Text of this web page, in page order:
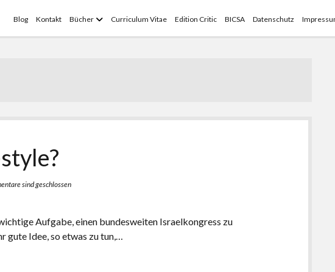
Blog Kontakt Bücher MenüCurriculum Vitae Edition Critic BICSA Datenschutz
sind geschlossen
Aufgabe, einen bundesweiten Israelkongress zu
gute Idee, so etwas zu tun,…